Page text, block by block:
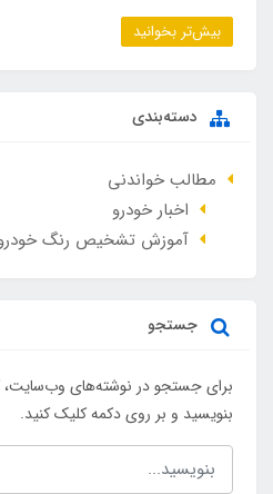
بیش‌تر بخوانید
دسته‌بندی
مطالب خواندنی
اخبار خودرو
آموزش تشخیص رنگ
جستجو
برای جستجو در نوشته‌های وب‌سایت،
بنویسید و بر روی دکمه کلیک کنید.